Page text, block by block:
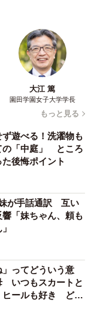
大江 篤
園田学園女子大学学長
もっと見る
ず遊べる！洗濯物も
の「中庭」 ところ
後悔ポイント
が手話通訳 互い
「妹ちゃん、頼も
」ってどういう意
いつもスカートと
ヒールも好き どの